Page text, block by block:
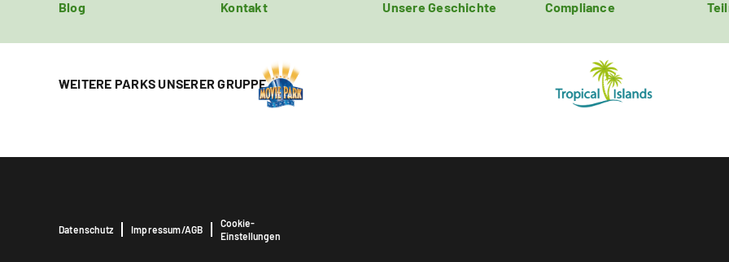
Blog Kontakt Unsere Geschichte Compliance
WEITERE PARKS UNSERER GRUPPE
Datenschutz Impressum/AGB
Cookie-
Einstellungen